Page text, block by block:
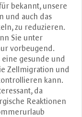
bekannt, unsere
und auch das
zu reduzieren.
Sie unter
vorbeugend.
eine gesunde und
Zellmigration und
kann.
da
Reaktionen